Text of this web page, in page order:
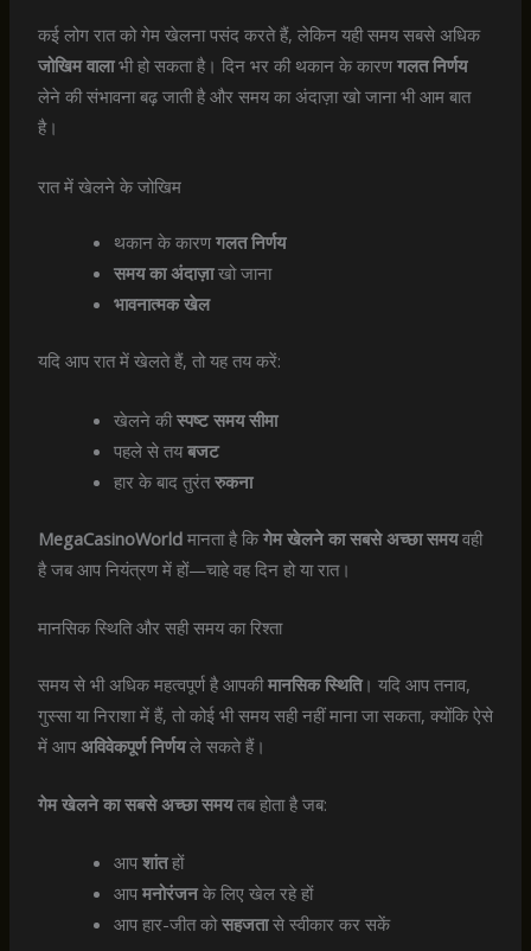
कई लोग रात को गेम खेलना पसंद करते हैं, लेकिन यही समय सबसे अधिक
जोखिम वालाभी हो सकता है। दिन भर की थकान के कारणगलत निर्णय
लेने की संभावना बढ़ जाती है और समय का अंदाज़ा खो जाना भी आम बात
है।
रात में खेलने के जोखिम
थकान के कारणगलत निर्णय
समय का अंदाज़ाखो जाना
भावनात्मक खेल
यदि आप रात में खेलते हैं, तो यह तय करें:
खेलने कीस्पष्ट समय सीमा
पहले से तयबजट
हार के बाद तुरंतरुकना
MegaCasinoWorldमानता है किगेम खेलने का सबसे अच्छा समयवही
है जब आप नियंत्रण में हों—चाहे वह दिन हो या रात।
मानसिक स्थिति और सही समय का रिश्ता
समय से भी अधिक महत्वपूर्ण है आपकीमानसिक स्थिति। यदि आप तनाव,
गुस्सा या निराशा में हैं, तो कोई भी समय सही नहीं माना जा सकता, क्योंकि ऐसे
में आपअविवेकपूर्ण निर्णयले सकते हैं।
गेम खेलने का सबसे अच्छा समयतब होता है जब:
आपशांतहों
आपमनोरंजनके लिए खेल रहे हों
आप हार-जीत कोसहजतासे स्वीकार कर सकें